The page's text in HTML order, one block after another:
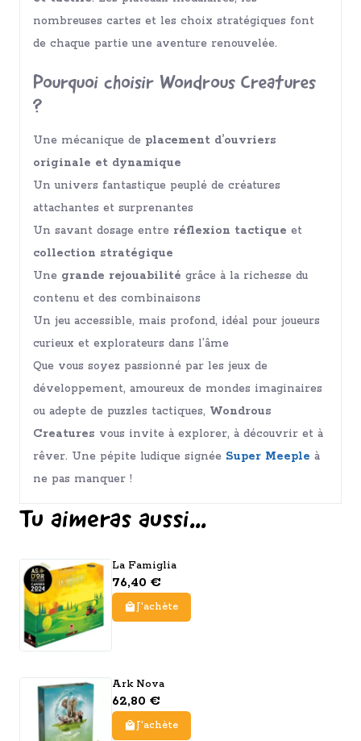
nombreuses cartes et les choix stratégiques font
de chaque partie une aventure renouvelée.
Pourquoi choisir Wondrous Creatures
?
Une mécanique de placement d’ouvriers
originale et dynamique
Un univers fantastique peuplé de créatures
attachantes et surprenantes
Un savant dosage entre réflexion tactique et
collection stratégique
Une grande rejouabilité grâce à la richesse du
contenu et des combinaisons
Un jeu accessible, mais profond, idéal pour joueurs
curieux et explorateurs dans l’âme
Que vous soyez passionné par les jeux de
développement, amoureux de mondes imaginaires
ou adepte de puzzles tactiques, Wondrous
Creatures vous invite à explorer, à découvrir et à
rêver. Une pépite ludique signée Super Meeple à
ne pas manquer !
Tu aimeras aussi...
La Famiglia
76,40 €
J'achète
Ark Nova
62,80 €
J'achète